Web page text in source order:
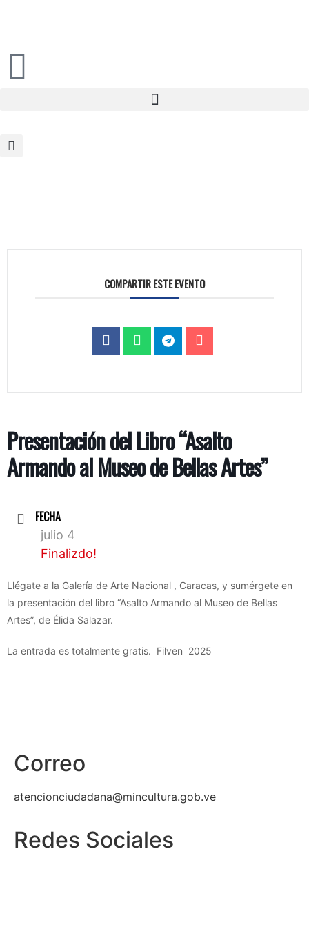
COMPARTIR ESTE EVENTO
Presentación del Libro “Asalto
Armando al Museo de Bellas Artes”
FECHA
julio 4
Finalizdo!
Llégate a la Galería de Arte Nacional , Caracas, y sumérgete en
la presentación del libro “Asalto Armando al Museo de Bellas
Artes”, de Élida Salazar.
La entrada es totalmente gratis. Filven 2025
Correo
atencionciudadana@mincultura.gob.ve
Redes Sociales